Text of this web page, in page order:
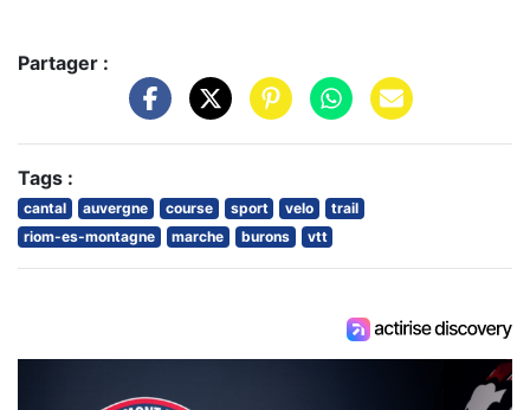
Partager :
Tags :
cantal auvergne course sport velo
trail
riom-es-montagne
marche burons vtt